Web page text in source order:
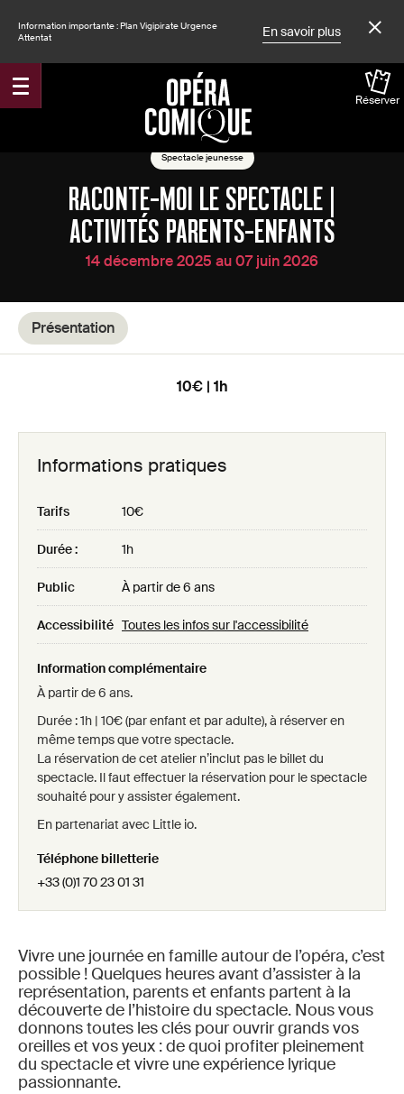
Information importante : Plan Vigipirate Urgence
Attentat
En savoir plus
Réserver
Accueil
Spectacle jeunesse
RACONTE-MOI LE SPECTACLE |
ACTIVITÉS PARENTS-ENFANTS
14 décembre 2025 au 07 juin 2026
Présentation
Vivre une journée en famille autour de l’opéra, c’est
possible ! Quelques heures avant d’assister à la
représentation, parents et enfants partent à la
découverte de l’histoire du spectacle. Nous vous
donnons toutes les clés pour ouvrir grands vos
oreilles et vos yeux : de quoi profiter pleinement
du spectacle et vivre une expérience lyrique
passionnante.
10€ | 1h
Informations pratiques
Tarifs 10€
Durée : 1h
Public À partir de 6 ans
Accessibilité Toutes les infos sur l'accessibilité
Information complémentaire
À partir de 6 ans.
Durée : 1h | 10€ (par enfant et par adulte), à réserver en
même temps que votre spectacle.
La réservation de cet atelier n’inclut pas le billet du
spectacle. Il faut effectuer la réservation pour le spectacle
souhaité pour y assister également.
En partenariat avec Little io.
Téléphone billetterie
+33 (0)1 70 23 01 31